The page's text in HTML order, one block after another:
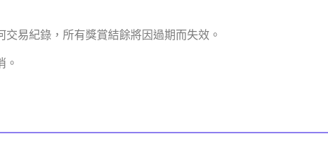
易紀錄，所有獎賞結餘將因過期而失效。
。